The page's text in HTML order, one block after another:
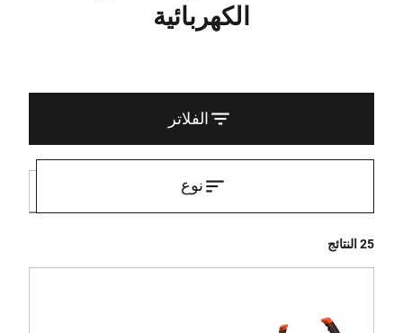
الكهربائية
الفلاتر
25 النتائج
نوع